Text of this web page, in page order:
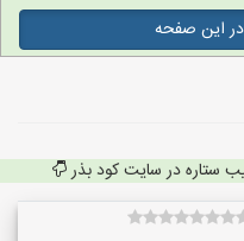
این صفحه
ستاره در سایت کود بذر